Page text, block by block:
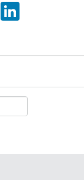
WhatsApp